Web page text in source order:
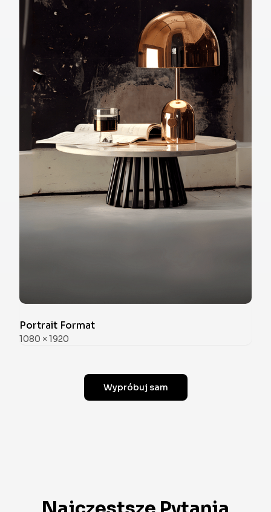
Portrait Format
1080 × 1920
Wypróbuj sam